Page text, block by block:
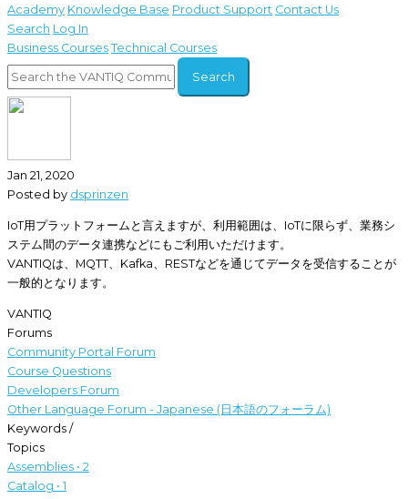
Academy Knowledge Base Product Support Contact Us
Search Log In
Business Courses Technical Courses
Jan 21, 2020
Posted by dsprinzen
IoT用プラットフォームと言えますが、利用範囲は、IoTに限らず、業務シ
ステム間のデータ連携などにもご利用いただけます。
VANTIQは、MQTT、Kafka、RESTなどを通じてデータを受信することが
一般的となります。
VANTIQ
Forums
Community Portal Forum
Course Questions
Developers Forum
Other Language Forum - Japanese (日本語のフォーラム)
Keywords /
Topics
Assemblies • 2
Catalog • 1